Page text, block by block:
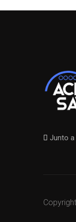
Junto a